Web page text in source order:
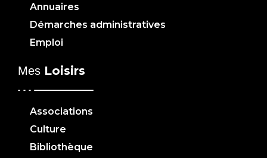
Annuaires
Démarches administratives
Emploi
Mes Loisirs
Associations
Culture
Bibliothèque